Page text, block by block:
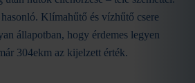
hasonló. Klímahűtő és vízhűtő csere
állapotban, hogy érdemes legyen
304ekm az kijelzett érték.